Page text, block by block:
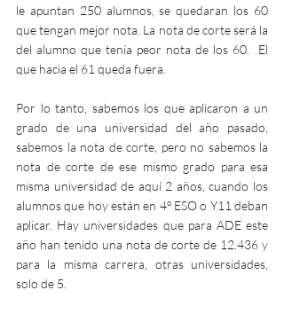
le apuntan 250 alumnos, se quedaran los 60
que tengan mejor nota. La nota de corte será la
del alumno que tenía peor nota de los 60.  El
que hacia el 61 queda fuera.
Por lo tanto, sabemos los que aplicaron a un
grado de una universidad del año pasado,
sabemos la nota de corte, pero no sabemos la
nota de corte de ese mismo grado para esa
misma universidad de aquí 2 años, cuando los
alumnos que hoy están en 4º ESO o Y11 deban
aplicar. Hay universidades que para ADE este
año han tenido una nota de corte de 12.436 y
para la misma carrera, otras universidades,
solo de 5.